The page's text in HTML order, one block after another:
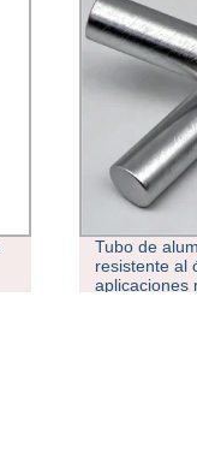
Tubo de
C62300,
C95500